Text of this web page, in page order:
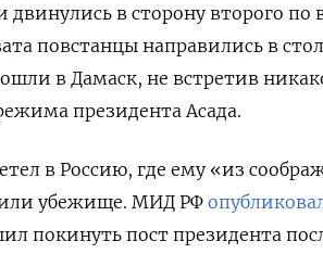
в сторону второго по
повстанцы направились в
в Дамаск, не встретив
президента Асада.
в Россию, где ему «из
убежище. МИД РФ
покинуть пост президента